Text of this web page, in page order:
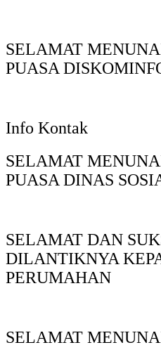
SELAMAT
PUASA
Info Kontak
SELAMAT
PUASA DINAS
SELAMAT DAN
DILANTIKNYA
PERUMAHAN
SELAMAT